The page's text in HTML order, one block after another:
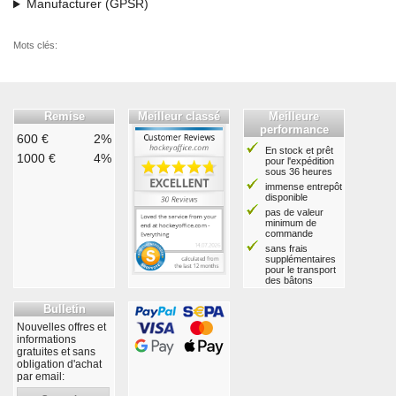
Manufacturer (GPSR)
Mots clés:
Remise
600 €
2%
1000 €
4%
Meilleur classé
Meilleure
performance
En stock et prêt
pour l'expédition
sous 36 heures
immense entrepôt
disponible
pas de valeur
minimum de
commande
sans frais
supplémentaires
pour le transport
des bâtons
Bulletin
Nouvelles offres et
informations
gratuites et sans
obligation d'achat
par email: